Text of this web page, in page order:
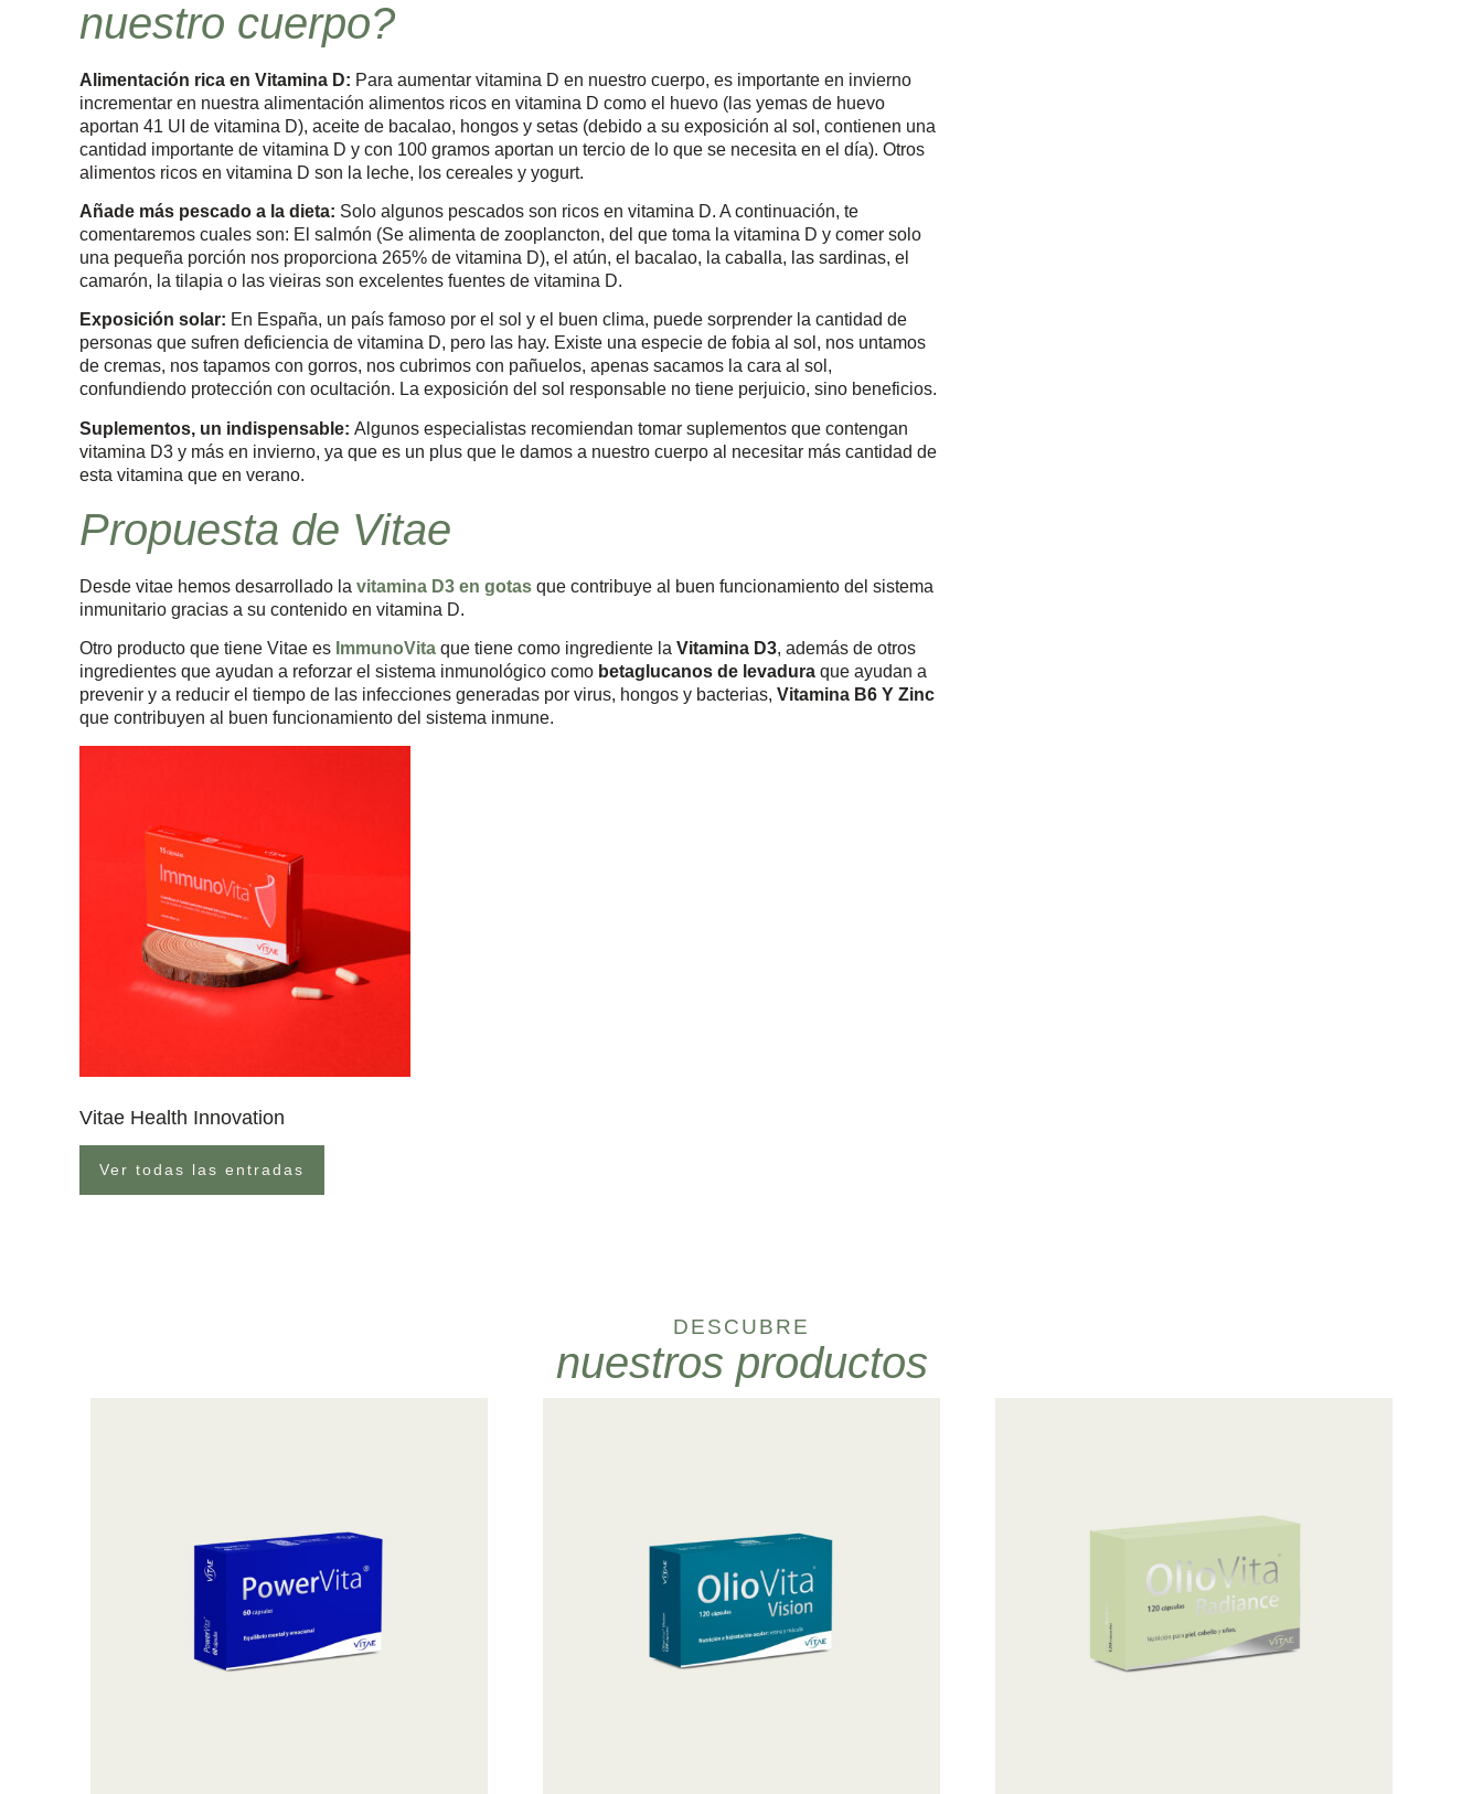
nuestro cuerpo?
Alimentación rica en Vitamina D: Para aumentar vitamina D en nuestro cuerpo, es importante en invierno
incrementar en nuestra alimentación alimentos ricos en vitamina D como el huevo (las yemas de huevo
aportan 41 UI de vitamina D), aceite de bacalao, hongos y setas (debido a su exposición al sol, contienen una
cantidad importante de vitamina D y con 100 gramos aportan un tercio de lo que se necesita en el día). Otros
alimentos ricos en vitamina D son la leche, los cereales y yogurt.
Añade más pescado a la dieta: Solo algunos pescados son ricos en vitamina D. A continuación, te
comentaremos cuales son: El salmón (Se alimenta de zooplancton, del que toma la vitamina D y comer solo
una pequeña porción nos proporciona 265% de vitamina D), el atún, el bacalao, la caballa, las sardinas, el
camarón, la tilapia o las vieiras son excelentes fuentes de vitamina D.
Exposición solar: En España, un país famoso por el sol y el buen clima, puede sorprender la cantidad de
personas que sufren deficiencia de vitamina D, pero las hay. Existe una especie de fobia al sol, nos untamos
de cremas, nos tapamos con gorros, nos cubrimos con pañuelos, apenas sacamos la cara al sol,
confundiendo protección con ocultación. La exposición del sol responsable no tiene perjuicio, sino beneficios.
Suplementos, un indispensable: Algunos especialistas recomiendan tomar suplementos que contengan
vitamina D3 y más en invierno, ya que es un plus que le damos a nuestro cuerpo al necesitar más cantidad de
esta vitamina que en verano.
Propuesta de Vitae
Desde vitae hemos desarrollado la vitamina D3 en gotas que contribuye al buen funcionamiento del sistema
inmunitario gracias a su contenido en vitamina D.
Otro producto que tiene Vitae es ImmunoVita que tiene como ingrediente la Vitamina D3, además de otros
ingredientes que ayudan a reforzar el sistema inmunológico como betaglucanos de levadura que ayudan a
prevenir y a reducir el tiempo de las infecciones generadas por virus, hongos y bacterias, Vitamina B6 Y Zinc
que contribuyen al buen funcionamiento del sistema inmune.
Vitae Health Innovation
Ver todas las entradas
DESCUBRE
nuestros productos